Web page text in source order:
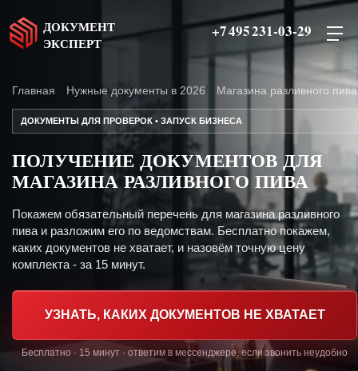
ДОКУМЕНТ
ЭКСПЕРТ
+7 495 231-03-29
Главная Нужные документы в 2026 Магазина разливного пива
ДОКУМЕНТЫ ДЛЯ ПРОВЕРОК • ЗАПУСК БИЗНЕСА
ПОЛУЧЕНИЕ ДОКУМЕНТОВ ДЛЯ
МАГАЗИНА РАЗЛИВНОГО ПИВА
Покажем обязательный перечень для магазина разливного
пива и разложим его по ведомствам. Бесплатно покажем,
каких документов не хватает, и назовём точную цену
комплекта - за 15 минут.
УЗНАТЬ, КАКИХ ДОКУМЕНТОВ НЕ ХВАТАЕТ
Бесплатно · 15 минут · ответим в мессенджере, если звонить неудобно